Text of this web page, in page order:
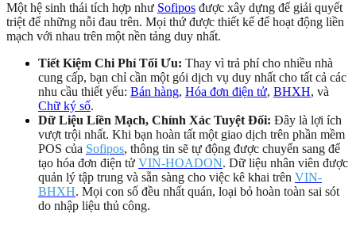
Một hệ sinh thái tích hợp như Sofipos được xây dựng để giải quyết
triệt để những nỗi đau trên. Mọi thứ được thiết kế để hoạt động liền
mạch với nhau trên một nền tảng duy nhất.
Tiết Kiệm Chi Phí Tối Ưu: Thay vì trả phí cho nhiều nhà
cung cấp, bạn chỉ cần một gói dịch vụ duy nhất cho tất cả các
nhu cầu thiết yếu: Bán hàng, Hóa đơn điện tử, BHXH, và
Chữ ký số.
Dữ Liệu Liền Mạch, Chính Xác Tuyệt Đối: Đây là lợi ích
vượt trội nhất. Khi bạn hoàn tất một giao dịch trên phần mềm
POS của Sofipos, thông tin sẽ tự động được chuyển sang để
tạo hóa đơn điện tử VIN-HOADON. Dữ liệu nhân viên được
quản lý tập trung và sẵn sàng cho việc kê khai trên VIN-
BHXH. Mọi con số đều nhất quán, loại bỏ hoàn toàn sai sót
do nhập liệu thủ công.